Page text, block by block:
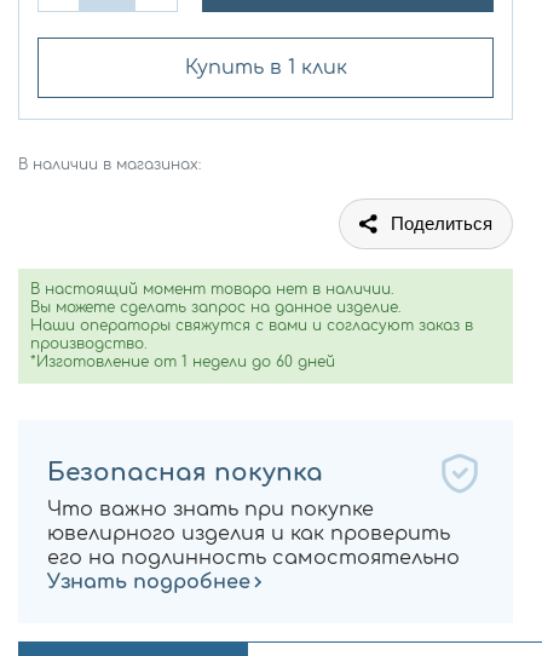
Купить в 1 клик
В наличии в магазинах:
Поделиться
В настоящий момент товара нет в наличии.
Вы можете сделать запрос на данное изделие.
Наши операторы свяжутся с вами и согласуют заказ в
производство.
*Изготовление от 1 недели до 60 дней
Безопасная покупка
Что важно знать при покупке
ювелирного изделия и как проверить
его на подлинность самостоятельно
Узнать подробнее